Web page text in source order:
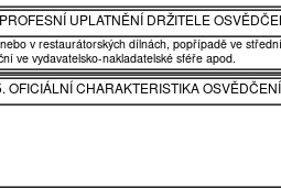
UPLATNĚNÍ DRŽITELE
v restaurátorských dílnách, popřípadě ve
ve vydavatelsko-nakladatelské sféře apod.
OFICIÁLNÍ CHARAKTERISTIKA OSVĚDČENÍ